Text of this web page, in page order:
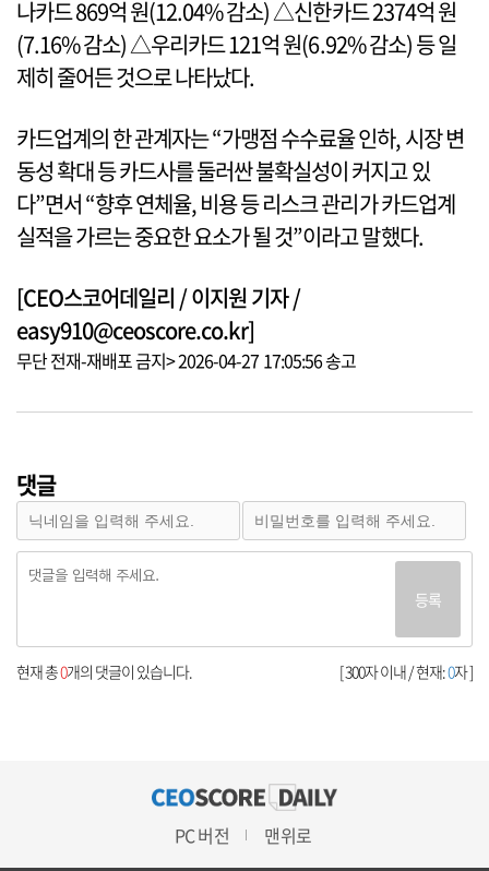
나카드 869억 원(12.04% 감소) △신한카드 2374억 원
(7.16% 감소) △우리카드 121억 원(6.92% 감소) 등 일
제히 줄어든 것으로 나타났다.
카드업계의 한 관계자는 “가맹점 수수료율 인하, 시장 변
동성 확대 등 카드사를 둘러싼 불확실성이 커지고 있
다”면서 “향후 연체율, 비용 등 리스크 관리가 카드업계
실적을 가르는 중요한 요소가 될 것”이라고 말했다.
[CEO스코어데일리 / 이지원 기자 /
easy910@ceoscore.co.kr]
무단 전재-재배포 금지> 2026-04-27 17:05:56 송고
댓글
등록
[ 300자 이내 / 현재:0자 ]
현재 총0개의 댓글이 있습니다.
PC 버전 맨위로